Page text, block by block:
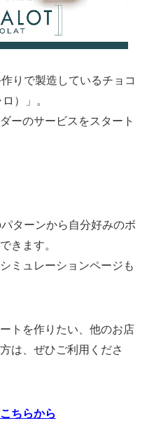
りで製造しているチョコ
）」。
ーのサービスをスタート
ターンから自分好みのボ
きます。
ミュレーションページも
トを作りたい、他のお店
は、ぜひご利用くださ
ちらから